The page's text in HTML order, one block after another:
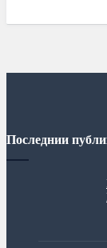
Последнии